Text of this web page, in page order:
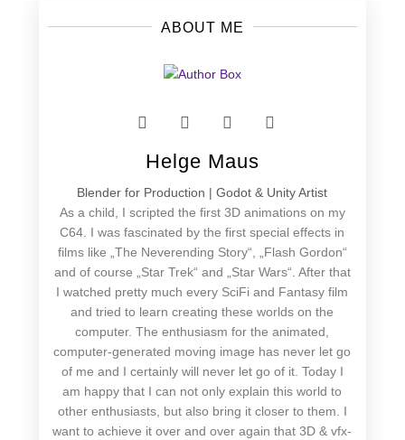
ABOUT ME
Helge Maus
Blender for Production | Godot & Unity Artist
As a child, I scripted the first 3D animations on my
C64. I was fascinated by the first special effects in
films like „The Neverending Story“, „Flash Gordon“
and of course „Star Trek“ and „Star Wars“. After that
I watched pretty much every SciFi and Fantasy film
and tried to learn creating these worlds on the
computer. The enthusiasm for the animated,
computer-generated moving image has never let go
of me and I certainly will never let go of it. Today I
am happy that I can not only explain this world to
other enthusiasts, but also bring it closer to them. I
want to achieve it over and over again that 3D & vfx-